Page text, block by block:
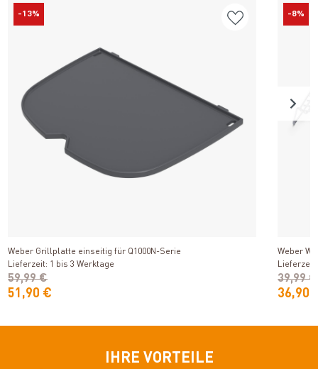
-13%
Weber Grillplatte einseitig für Q1000N-Serie
Lieferzeit: 1 bis 3 Werktage
51,90 €
59,99 €
-8%
Weber
36,90
39,99 €
IHRE VORTEILE